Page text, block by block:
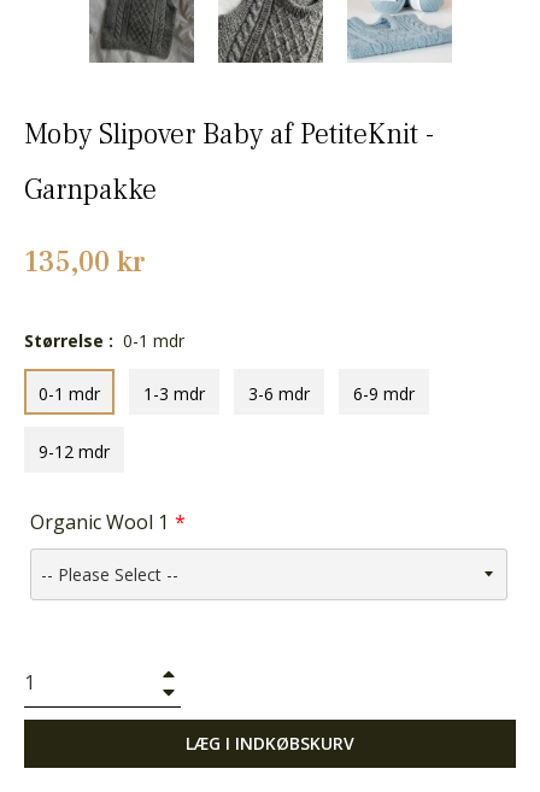
Moby Slipover Baby af PetiteKnit -
Garnpakke
Normalpris
135,00 kr
Størrelse : 0-1 mdr
0-1 mdr 1-3 mdr 3-6 mdr 6-9 mdr
9-12 mdr
Organic Wool 1
LÆG I INDKØBSKURV